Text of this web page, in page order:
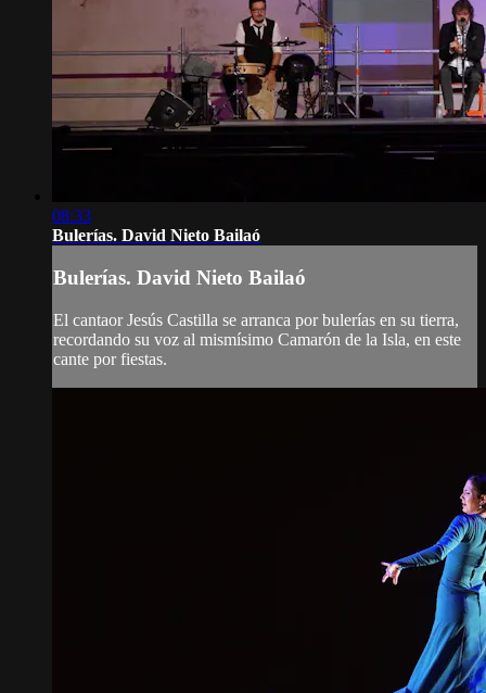
08:33
Bulerías. David Nieto Bailaó
Bulerías. David Nieto Bailaó
El cantaor Jesús Castilla se arranca por bulerías en su tierra,
recordando su voz al mismísimo Camarón de la Isla, en este
cante por fiestas.